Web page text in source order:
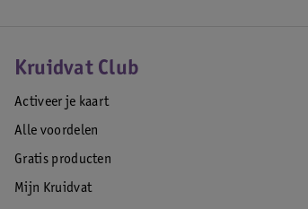
Kruidvat Club
Activeer je kaart
Alle voordelen
Gratis producten
Mijn Kruidvat